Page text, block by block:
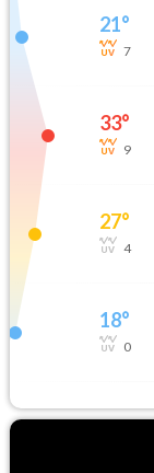
21°
7
33°
9
27°
4
18°
0